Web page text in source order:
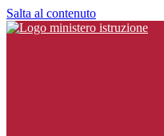
Salta al contenuto